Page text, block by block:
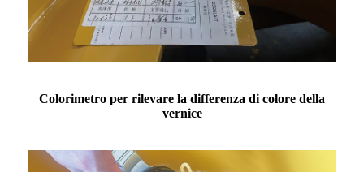
Colorimetro per rilevare la differenza di colore della
vernice